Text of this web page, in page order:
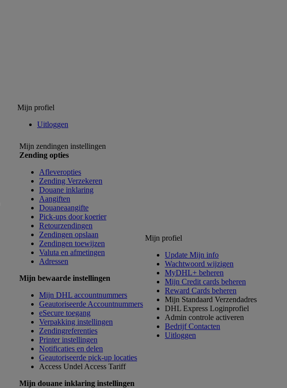
Mijn profiel
Uitloggen
Mijn zendingen instellingen
Zending opties
Afleveropties
Zending Verzekeren
Douane inklaring
Aangiften
Douaneaangifte
Pick-ups door koerier
Retourzendingen
Zendingen opslaan
Zendingen toewijzen
Valuta en afmetingen
Adressen
Mijn bewaarde instellingen
Mijn DHL accountnummers
Geautoriseerde Accountnummers
eSecure toegang
Verpakking instellingen
Zendingreferenties
Printer instellingen
Notificaties en delen
Geautoriseerde pick-up locaties
Access Undel Access Tariff
Mijn douane inklaring instellingen
Mijn profiel
Update Mijn info
Wachtwoord wijzigen
MyDHL+ beheren
Mijn Credit cards beheren
Reward Cards beheren
Mijn Standaard Verzendadres
DHL Express Loginprofiel
Admin controle activeren
Bedrijf Contacten
Uitloggen